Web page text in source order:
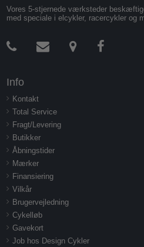
Vores 5-stjernede værksteder
med speciale i elcykler, racercykler og
Info
Kontakt
Total Service
Fragt/Levering
Butikker
Åbningstider
Mærker
Finansiering
Vilkår
Brugervejledning
Cykelløb
Gavekort
Job hos Design Cykler